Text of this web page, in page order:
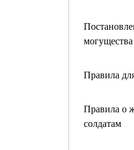
могущества
Правила
Правила о
солдатам